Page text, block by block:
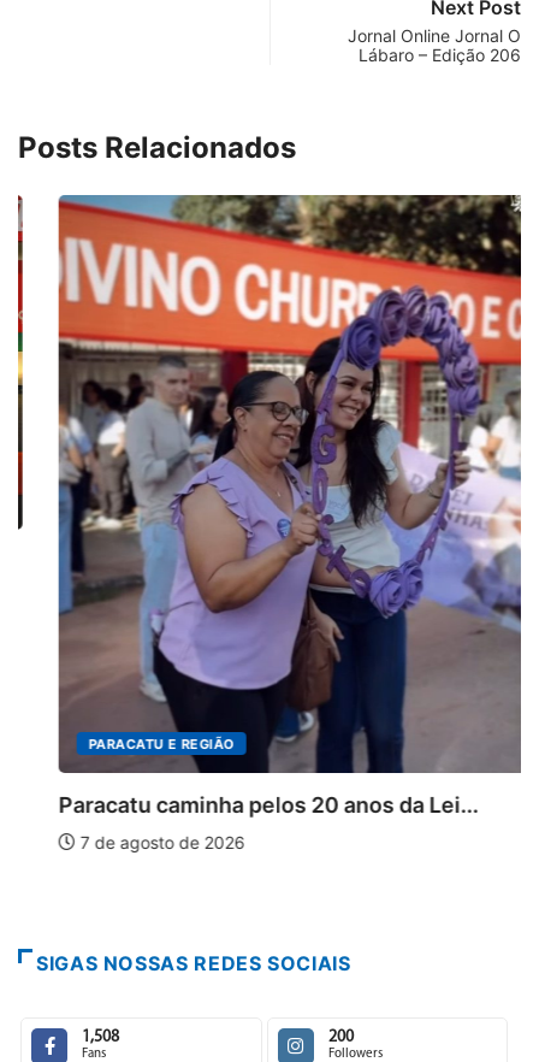
Next Post
Jornal Online Jornal O
Lábaro – Edição 206
Posts Relacionados
PARACATU E REGIÃO
Paracatu caminha pelos 20 anos da Lei...
7 de agosto de 2026
SIGAS NOSSAS REDES SOCIAIS
1,508
Fans
200
Followers